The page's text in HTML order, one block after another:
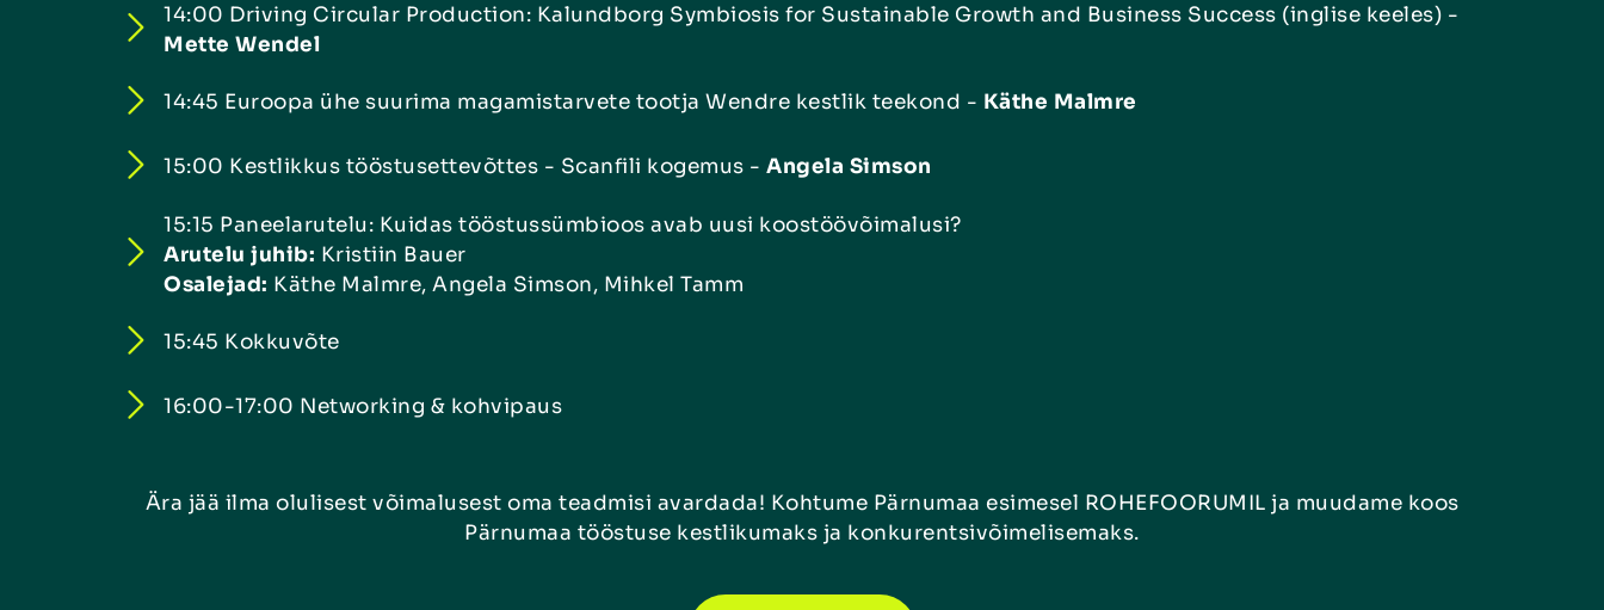
14:00 Driving Circular Production: Kalundborg Symbiosis for Sustainable Growth and Business Success (inglise keeles) -
Mette Wendel
14:45 Euroopa ühe suurima magamistarvete tootja Wendre kestlik teekond - Käthe Malmre
15:00 Kestlikkus tööstusettevõttes - Scanfili kogemus - Angela Simson
15:15 Paneelarutelu: Kuidas tööstussümbioos avab uusi koostöövõimalusi?
Arutelu juhib: Kristiin Bauer
Osalejad: Käthe Malmre, Angela Simson, Mihkel Tamm
15:45 Kokkuvõte
16:00-17:00 Networking & kohvipaus
Ära jää ilma olulisest võimalusest oma teadmisi avardada! Kohtume Pärnumaa esimesel ROHEFOORUMIL ja muudame koos
Pärnumaa tööstuse kestlikumaks ja konkurentsivõimelisemaks.